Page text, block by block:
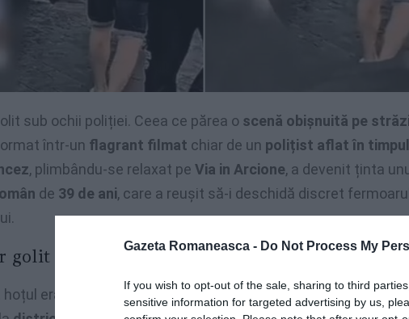
Gazeta Romaneasca - Do Not Process My
If you wish to opt-out of the sale, sharing to third
sensitive information for targeted advertising by us,
sub ochii poliției. Ceea ce părea o scenă obișnuită pe
într-un flagrant filmat chiar de un polițist aflat în
, plimbându-se relaxat pe Via in Arcione, a devenit ținta
de 39 de ani, care a reușit să-i deschidă discret fermoarul
golit sub ochii poliției
era că, în spatele lui, se afla un inspector al Poliției de